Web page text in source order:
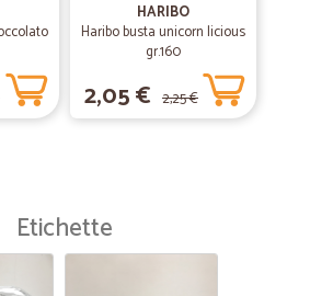
HARIBO
Haribo busta unicorn licious
gr.160
2,05 € 2,25 €
Etichette